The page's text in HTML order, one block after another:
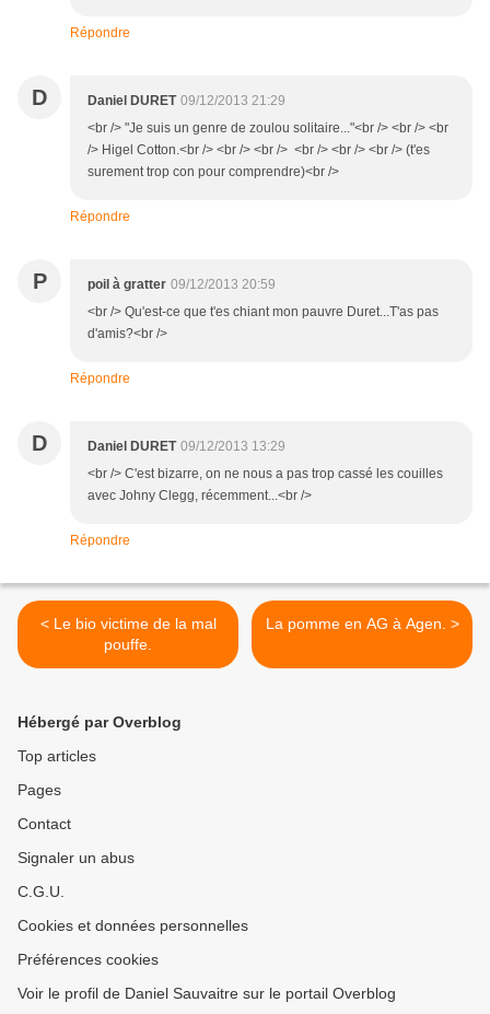
Répondre
D Daniel DURET 09/12/2013 21:29
<br /> "Je suis un genre de zoulou solitaire..."<br /> <br /> <br
/> Higel Cotton.<br /> <br /> <br /> <br /> <br /> <br /> (t'es
surement trop con pour comprendre)<br />
Répondre
P poil à gratter 09/12/2013 20:59
<br /> Qu'est-ce que t'es chiant mon pauvre Duret...T'as pas
d'amis?<br />
Répondre
D Daniel DURET 09/12/2013 13:29
<br /> C'est bizarre, on ne nous a pas trop cassé les couilles
avec Johny Clegg, récemment...<br />
Répondre
< Le bio victime de la mal
pouffe.
La pomme en AG à Agen. >
Hébergé par Overblog
Top articles
Pages
Contact
Signaler un abus
C.G.U.
Cookies et données personnelles
Préférences cookies
Voir le profil de Daniel Sauvaitre sur le portail Overblog